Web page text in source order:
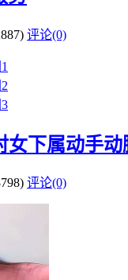
评论(0)
女下属动手动
评论(0)